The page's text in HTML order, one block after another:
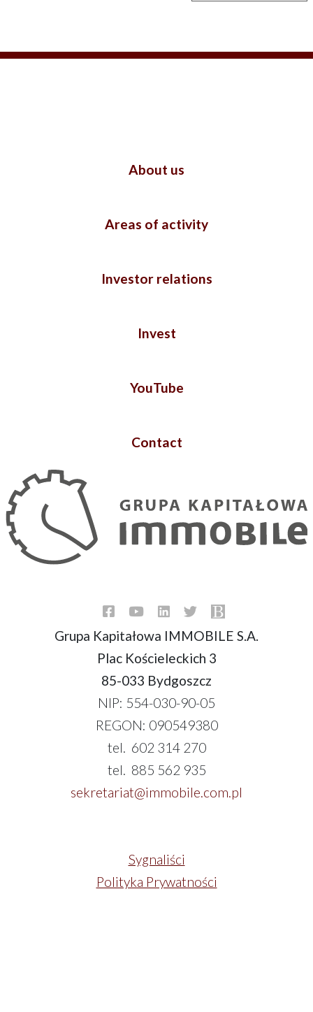
About us
Areas of activity
Investor relations
Invest
YouTube
Contact
Grupa Kapitałowa IMMOBILE S.A.
Plac Kościeleckich 3
85-033 Bydgoszcz
NIP: 554-030-90-05
REGON: 090549380
tel. 602 314 270
tel. 885 562 935
sekretariat@immobile.com.pl
Sygnaliści
Polityka Prywatności